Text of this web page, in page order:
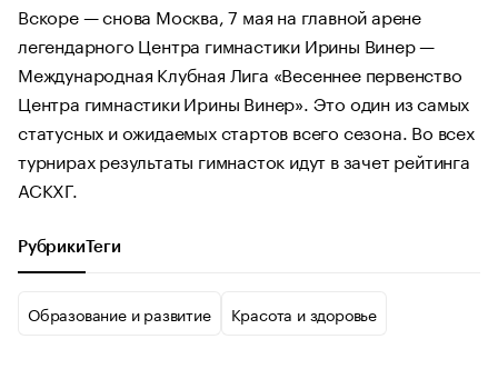
Вскоре — снова Москва, 7 мая на главной арене
легендарного Центра гимнастики Ирины Винер —
Международная Клубная Лига «Весеннее первенство
Центра гимнастики Ирины Винер». Это один из самых
статусных и ожидаемых стартов всего сезона. Во всех
турнирах результаты гимнасток идут в зачет рейтинга
АСКХГ.
Рубрики Теги
Образование и развитие Красота и здоровье